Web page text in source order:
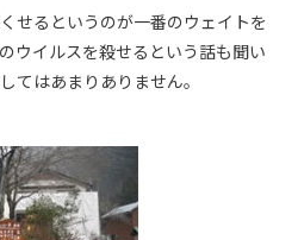
せるというのが一番のウェイトを
ウイルスを殺せるという話も聞い
てはあまりありません。